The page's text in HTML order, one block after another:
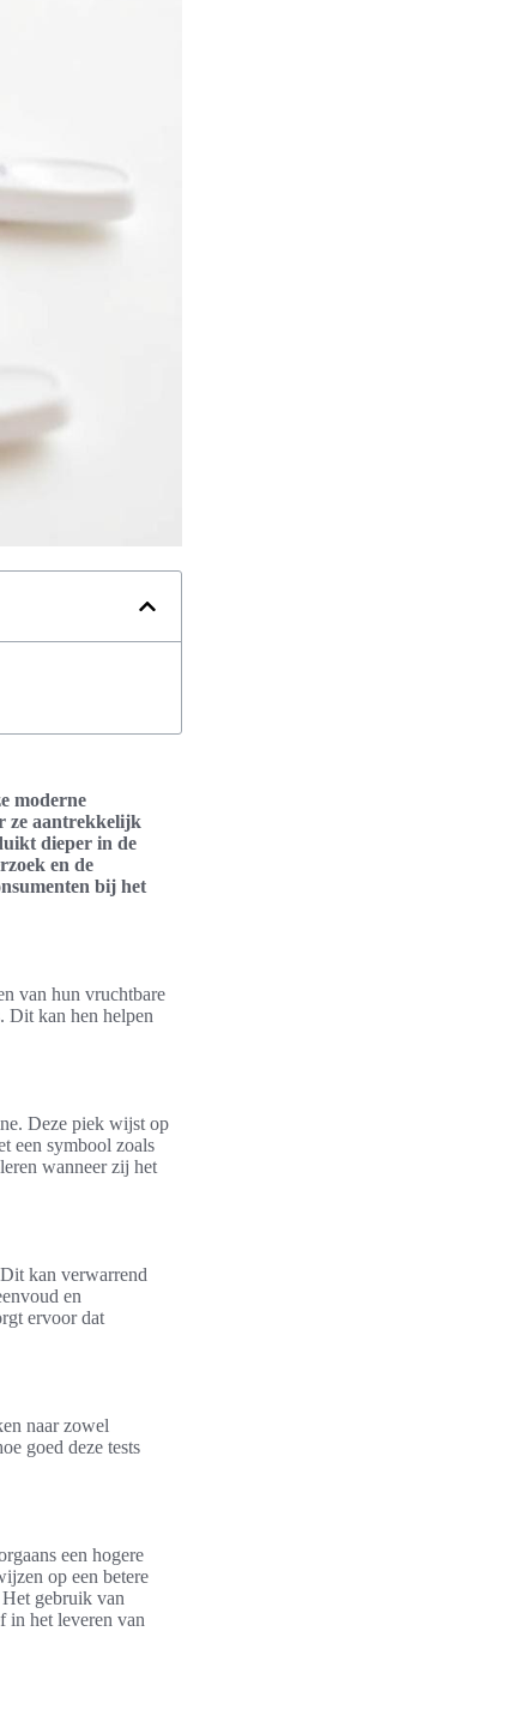
moderne
ze aantrekkelijk
dieper in de
en de
bij het
van hun vruchtbare
Dit kan hen helpen
Deze piek wijst op
een symbool zoals
wanneer zij het
kan verwarrend
en
ervoor dat
naar zowel
goed deze tests
een hogere
op een betere
gebruik van
in het leveren van